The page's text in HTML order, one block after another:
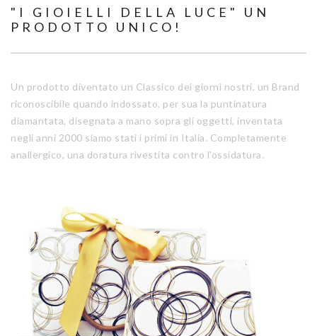
"I GIOIELLI DELLA LUCE" UN
PRODOTTO UNICO!
Un prodotto diventato un Classico dei giorni nostri, un Brand
riconoscibile quando indossato, per sua la puntinatura
diamantata, disegnata a mano sopra gli oggetti, inventata
negli anni 2000 siamo stati i primi in Italia. Completamente
anallergico, una doratura rivestita contro l'ossidatura.